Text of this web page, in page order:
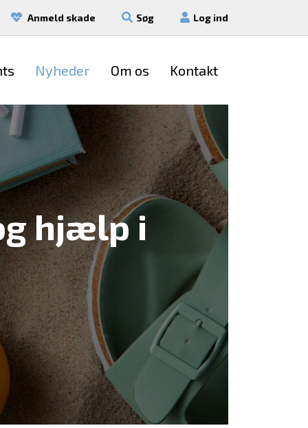
Anmeld skade Søg Log ind
Nyheder Om os Kontakt
hjælp i